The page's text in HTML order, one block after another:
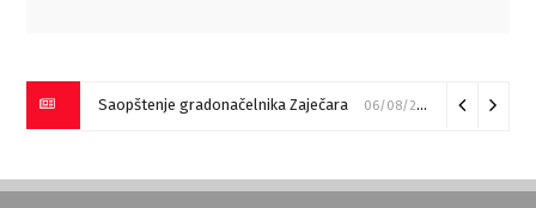
Saopštenje gradonačelnika Zaječara 06/08/2026